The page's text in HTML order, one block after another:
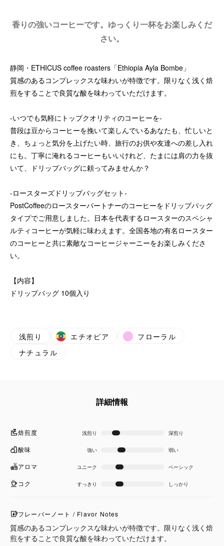
香りの強いコーヒーです。ゆっくり一杯をお楽しみくだ
さい。
静岡・ETHICUS coffee roasters「Ethiopia Ayla Bombe」
質感のあるコンプレックスな味わいが特徴です。限りなく浅く焙
煎をすることで良質な酸を味わっていただけます。
-いつでも気軽にトップクオリティのコーヒーを-
普段は豆からコーヒーを挽いて楽しんでいるあなたも、忙しいと
き、ちょっと気分を上げたい時、旅行のお供や友達への差し入れ
にも。丁寧に淹れるコーヒーもいいけれど、たまには肩の力を抜
いて、ドリップバッグに頼ってみませんか？
-ロースターズドリップバッグセット-
PostCoffeeのロースターパートナーのコーヒーをドリップバッグ
タイプでご用意しました。日本を代表するロースターのスペシャ
ルティコーヒーが気軽に味わえます。全国各地の有名ロースター
のコーヒーと共に素敵なコーヒージャーニーをお楽しみくださ
い。
【内容】
ドリップバッグ 10個入り
浅煎り エチオピア
フローラル
ナチュラル
詳細情報
焙煎度 浅煎り 深煎り
酸味 強い 弱い
アロマ ユニーク ベーシック
コク すっきり しっかり
フレーバーノート / Flavor Notes
質感のあるコンプレックスな味わいが特徴です。限りなく浅く焙
煎をすることで良質な酸を味わっていただけます。